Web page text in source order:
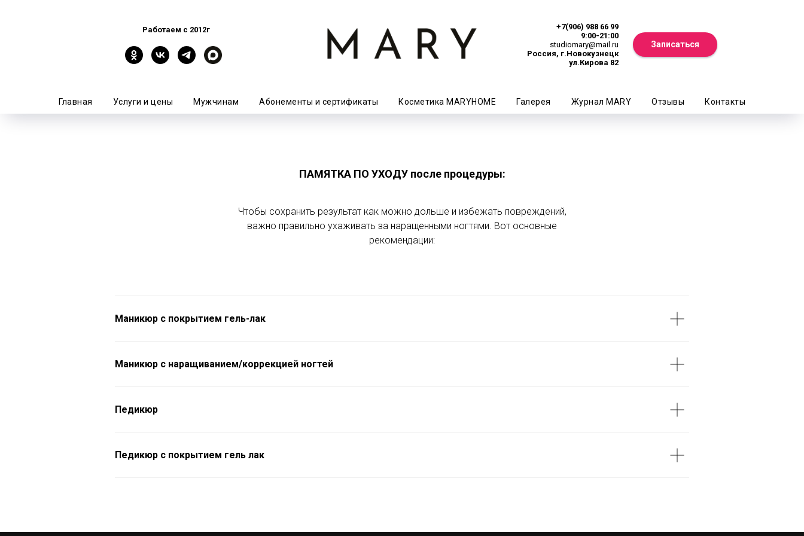
Работаем с 2012г
+7(906) 988 66 99
9:00-21:00
studiomary@mail.ru
Россия, г.Новокузнецк
ул.Кирова 82
Записаться
Главная Услуги и цены Мужчинам Абонементы и сертификаты Косметика MARYHOME Галерея Журнал MARY Отзывы Контакты
ПАМЯТКА ПО УХОДУ после процедуры:
Чтобы сохранить результат как можно дольше и избежать повреждений,
важно правильно ухаживать за наращенными ногтями. Вот основные
рекомендации:
Маникюр с покрытием гель-лак
Маникюр с наращиванием/коррекцией ногтей
Педикюр
Педикюр с покрытием гель лак